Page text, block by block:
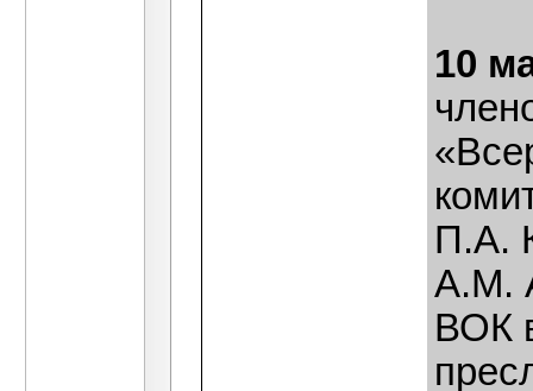
10
П.А.
А.М.
ВОК